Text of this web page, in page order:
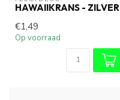
HAWAIIKRANS - ZILVER
€1,49
Op voorraad